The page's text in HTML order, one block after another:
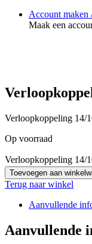
Account maken
Maak een
Verloopkoppeling 14/
Op voorraad
Verloopkoppeling 14/
Toevoegen aan
Terug naar winkel
Aanvullende
Aanvullende